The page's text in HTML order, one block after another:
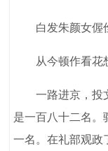
白发朱颜女偓佺
从今顿作看花想
一路进京，投文
是一百八十二名。
一名。在礼部观政